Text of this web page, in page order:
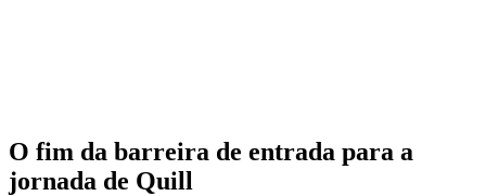
O fim da barreira de entrada para a
jornada de Quill